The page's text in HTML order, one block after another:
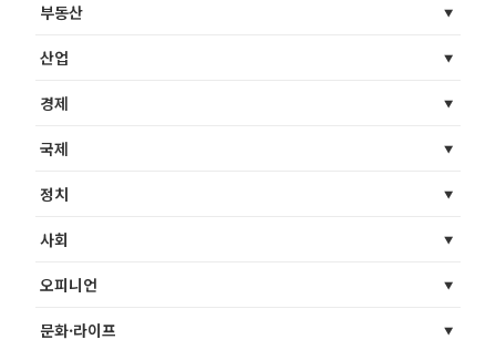
부동산
산업
경제
국제
정치
사회
오피니언
문화·라이프